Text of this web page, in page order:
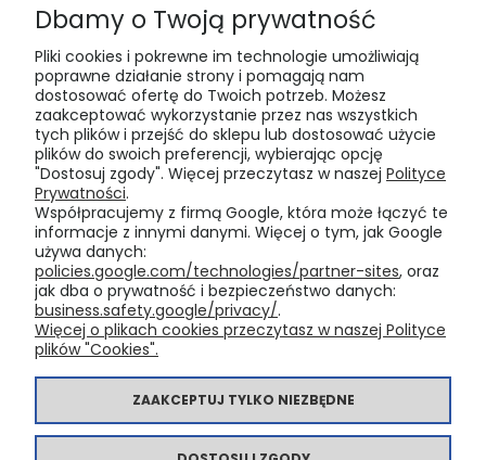
POMOC
MOJE KONTO
PŁATNOŚCI I DOSTAWA
INFORMACJE
O NAS
Dbamy o Twoją prywatność
Pliki cookies i pokrewne im technologie umożliwiają
poprawne działanie strony i pomagają nam
dostosować ofertę do Twoich potrzeb. Możesz
zaakceptować wykorzystanie przez nas wszystkich
tych plików i przejść do sklepu lub dostosować użycie
plików do swoich preferencji, wybierając opcję
"Dostosuj zgody". Więcej przeczytasz w naszej Polityce
Prywatności.
Współpracujemy z firmą Google, która może łączyć te
informacje z innymi danymi. Więcej o tym, jak Google
używa danych:
policies.google.com/technologies/partner-sites, oraz
jak dba o prywatność i bezpieczeństwo danych:
business.safety.google/privacy/.
Więcej o plikach cookies przeczytasz w naszej Polityce
plików "Cookies".
ZAAKCEPTUJ TYLKO NIEZBĘDNE